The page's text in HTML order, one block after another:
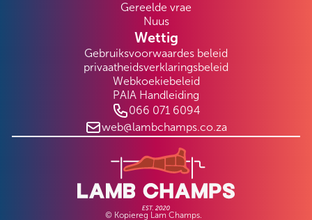
Gereelde vrae
Nuus
Wettig
Gebruiksvoorwaardes beleid
privaatheidsverklaringsbeleid
Webkoekiebeleid
PAIA Handleiding
066 071 6094
web@lambchamps.co.za
© Kopiereg Lam Champs.